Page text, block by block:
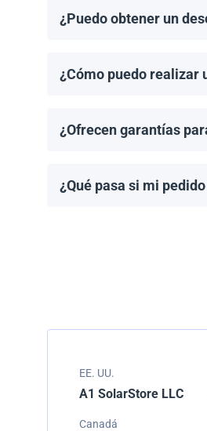
¿Puedo obtener un
¿Cómo puedo realizar
¿Ofrecen garantías
¿Qué pasa si mi
EE. UU.
A1 SolarStore LLC
Canadá